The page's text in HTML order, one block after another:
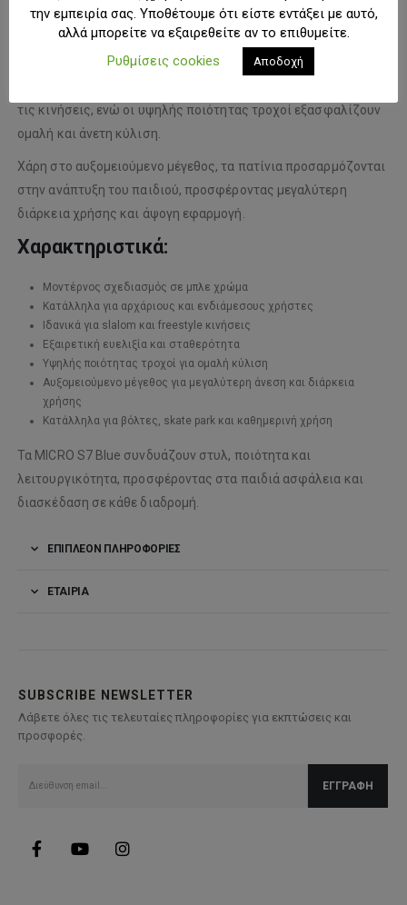
αποτελούν εξαιρετική επιλογή για βόλτες, skate parks και πιο
απαιτητικές κινήσεις πατινάζ.
Τα ειδικά σχεδιασμένα frames για slalom προσφέρουν
τις κινήσεις, ενώ οι υψηλής ποιότητας τροχοί εξασφαλίζουν
ομαλή και άνετη κύλιση.
Χάρη στο αυξομειούμενο μέγεθος, τα πατίνια προσαρμόζονται
στην ανάπτυξη του παιδιού, προσφέροντας μεγαλύτερη
διάρκεια χρήσης και άψογη εφαρμογή.
Χαρακτηριστικά:
Μοντέρνος σχεδιασμός σε μπλε χρώμα
Κατάλληλα για αρχάριους και ενδιάμεσους χρήστες
Ιδανικά για slalom και freestyle κινήσεις
Εξαιρετική ευελιξία και σταθερότητα
Υψηλής ποιότητας τροχοί για ομαλή κύλιση
Αυξομειούμενο μέγεθος για μεγαλύτερη άνεση και διάρκεια
χρήσης
Κατάλληλα για βόλτες, skate park και καθημερινή χρήση
Τα MICRO S7 Blue συνδυάζουν στυλ, ποιότητα και
λειτουργικότητα, προσφέροντας στα παιδιά ασφάλεια και
διασκέδαση σε κάθε διαδρομή.
ΕΠΙΠΛΈΟΝ ΠΛΗΡΟΦΟΡΊΕΣ
ΕΤΑΙΡΊΑ
SUBSCRIBE NEWSLETTER
Λάβετε όλες τις τελευταίες πληροφορίες για εκπτώσεις και
προσφορές.
την εμπειρία σας. Υποθέτουμε ότι είστε εντάξει με αυτό,
αλλά μπορείτε να εξαιρεθείτε αν το επιθυμείτε.
Ρυθμίσεις cookies
Αποδοχή